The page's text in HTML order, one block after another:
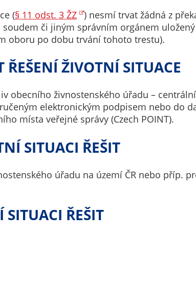
(§ 11 odst. 3 ŽZ ) nesmí trvat žádná z
či jiným správním orgánem
oboru po dobu trvání tohoto trestu).
ŽIVOTNÍ SITUACE
obecního živnostenského úřadu –
elektronickým podpisem nebo do
místa veřejné správy (Czech POINT).
SITUACI ŘEŠIT
úřadu na území ČR nebo příp.
ŘEŠIT
Personalizované
soubory cookie
Používáme rovněž
soubory cookie a
další technologie,
abychom
webové stránky
potřebám a
zájmům našich
Reklamní
cookies